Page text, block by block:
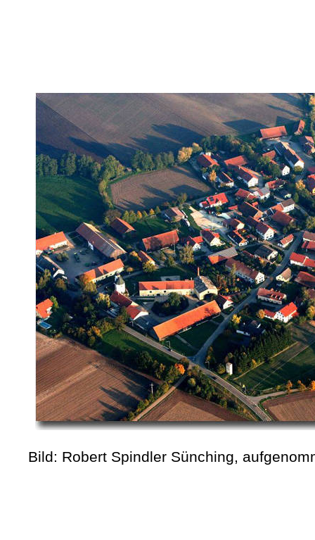
Bild: Robert Spindler Sünching,